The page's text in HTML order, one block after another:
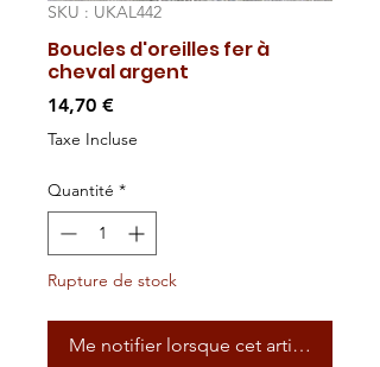
SKU : UKAL442
Boucles d'oreilles fer à
cheval argent
14,70 €Prix
Taxe Incluse
Quantité *
Rupture de stock
Me notifier lorsque cet article est